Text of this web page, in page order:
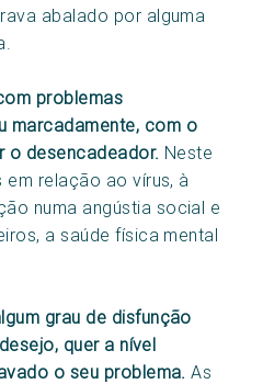
abalado por alguma
problemas
marcadamente, com o
o desencadeador. Neste
relação ao vírus, à
numa angústia social e
a saúde física mental
grau de disfunção
quer a nível
o seu problema. As